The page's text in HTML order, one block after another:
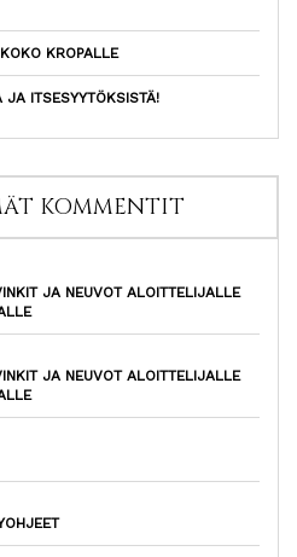
KROPALLE
JA ITSESYYTÖKSISTÄ!
KOMMENTIT
JA NEUVOT ALOITTELIJALLE
JA NEUVOT ALOITTELIJALLE